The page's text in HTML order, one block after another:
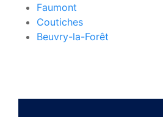
Faumont
Coutiches
Beuvry-la-Forêt